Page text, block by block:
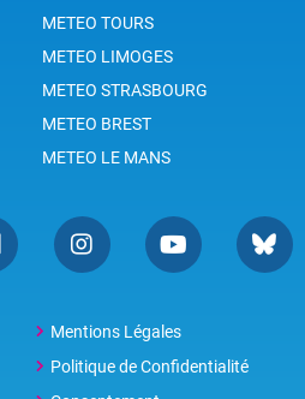
METEO TOURS
METEO LIMOGES
METEO STRASBOURG
METEO BREST
METEO LE MANS
Mentions Légales
Politique de Confidentialité